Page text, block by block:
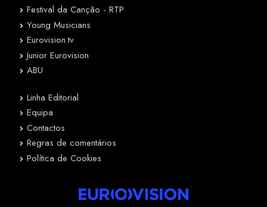
Festival da Canção - RTP
Young Musicians
Eurovision.tv
Junior Eurovision
ABU
Linha Editorial
Equipa
Contactos
Regras de comentários
Política de Cookies